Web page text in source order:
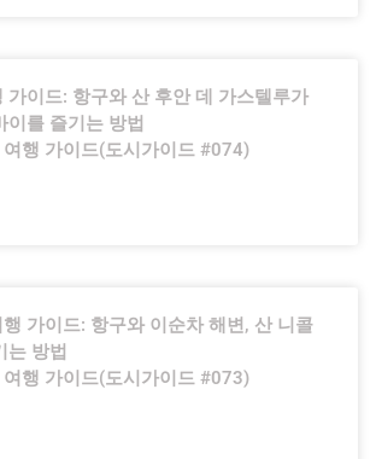
가이드: 항구와 산 후안 데 가스텔루가
이를 즐기는 방법
행 가이드(도시가이드 #074)
가이드: 항구와 이순차 해변, 산 니콜
는 방법
행 가이드(도시가이드 #073)